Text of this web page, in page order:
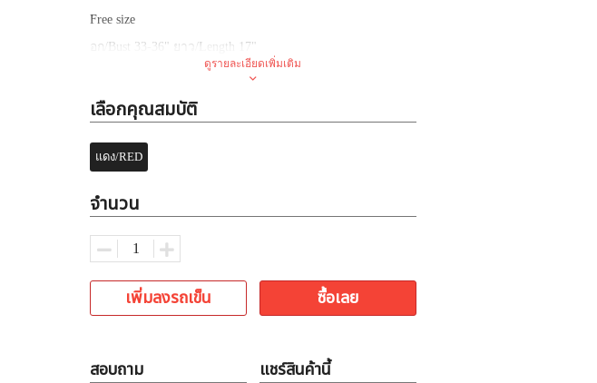
Free size
อก /Bust 33-36" ยาว /Length 17"
✅ขายส่งเท่านั้น***ไม่ขายปลีก
จำหน่าย)
✅ราคาที่ลงคือส่งแล้ว
✅ขายส่งแบบละ
✅ค้าส่งเสื้อผ้าแฟชั่น
ดูรายละเอียดเพิ่มเติม
เลือกคุณสมบัติ
แดง/RED
จำนวน
เพิ่มลงรถเข็น ซื้อเลย
สอบถาม แชร์สินค้านี้